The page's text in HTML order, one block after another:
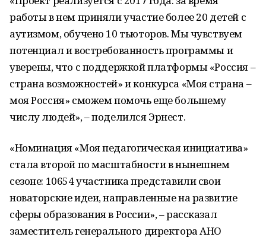
работы в нем приняли участие более 20 детей с
аутизмом, обучено 10 тьюторов. Мы чувствуем
потенциал и востребованность программы и
уверены, что с поддержкой платформы «Россия –
страна возможностей» и конкурса «Моя страна –
моя Россия» сможем помочь еще большему
числу людей», – поделился Эрнест.
«Номинация «Моя педагогическая инициатива»
стала второй по масштабности в нынешнем
сезоне: 10654 участника представили свои
новаторские идеи, направленные на развитие
сферы образования в России», – рассказал
заместитель генерального директора АНО